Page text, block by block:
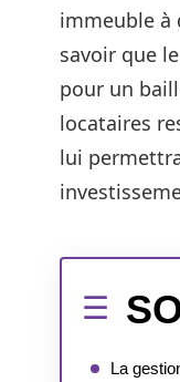
immeuble à
savoir que
pour un
locataires
lui
La